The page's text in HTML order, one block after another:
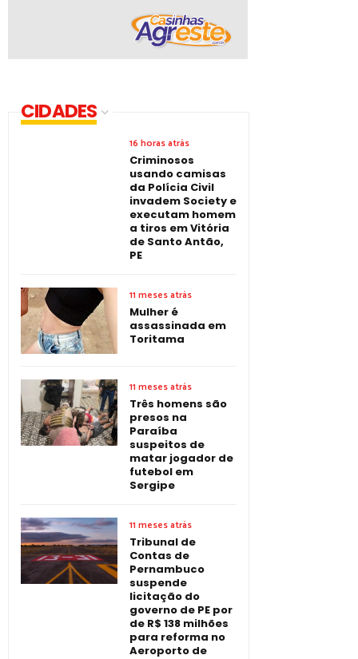
CIDADES
16 horas atrás
Criminosos
usando camisas
da Polícia Civil
invadem Society e
executam homem
a tiros em Vitória
de Santo Antão,
PE
11 meses atrás
Mulher é
assassinada em
Toritama
11 meses atrás
Três homens são
presos na
Paraíba
suspeitos de
matar jogador de
futebol em
Sergipe
11 meses atrás
Tribunal de
Contas de
Pernambuco
suspende
licitação do
governo de PE por
de R$ 138 milhões
para reforma no
Aeroporto de